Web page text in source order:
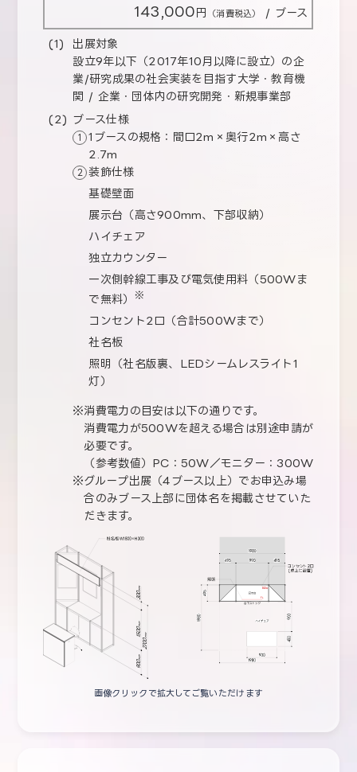
143,000 円 （消費税込） / ブース
出展対象
設立9年以下（2017年10月以降に設立）の企
業/研究成果の社会実装を目指す大学・教育機
関 / 企業・団体内の研究開発・新規事業部
ブース仕様
1ブースの規格：間口2m×奥行2m×高さ
2.7m
装飾仕様
基礎壁面
展示台（高さ900mm、下部収納）
ハイチェア
独立カウンター
一次側幹線工事及び電気使用料（500Wま
で無料）
※
コンセント2口（合計500Wまで）
社名板
照明（社名版裏、LEDシームレスライト1
灯）
消費電力の目安は以下の通りです。
消費電力が500Wを超える場合は別途申請が
必要です。
（参考数値）PC：50W／モニター：300W
グループ出展（4ブース以上）でお申込み場
合のみブース上部に団体名を掲載させていた
だきます。
画像クリックで拡大してご覧いただけます